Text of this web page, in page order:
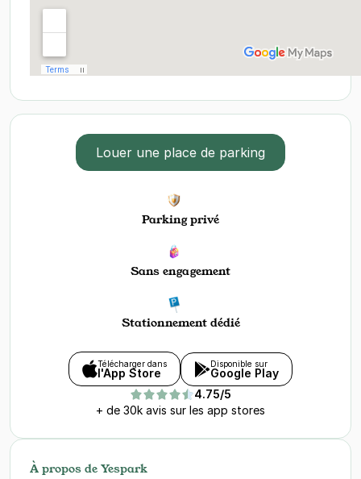
Louer une place de parking
Parking privé
Sans engagement
Stationnement dédié
Télécharger dans
l'App Store
Disponible sur
Google Play
4.75/5
+ de 30k avis sur les app stores
À propos de Yespark